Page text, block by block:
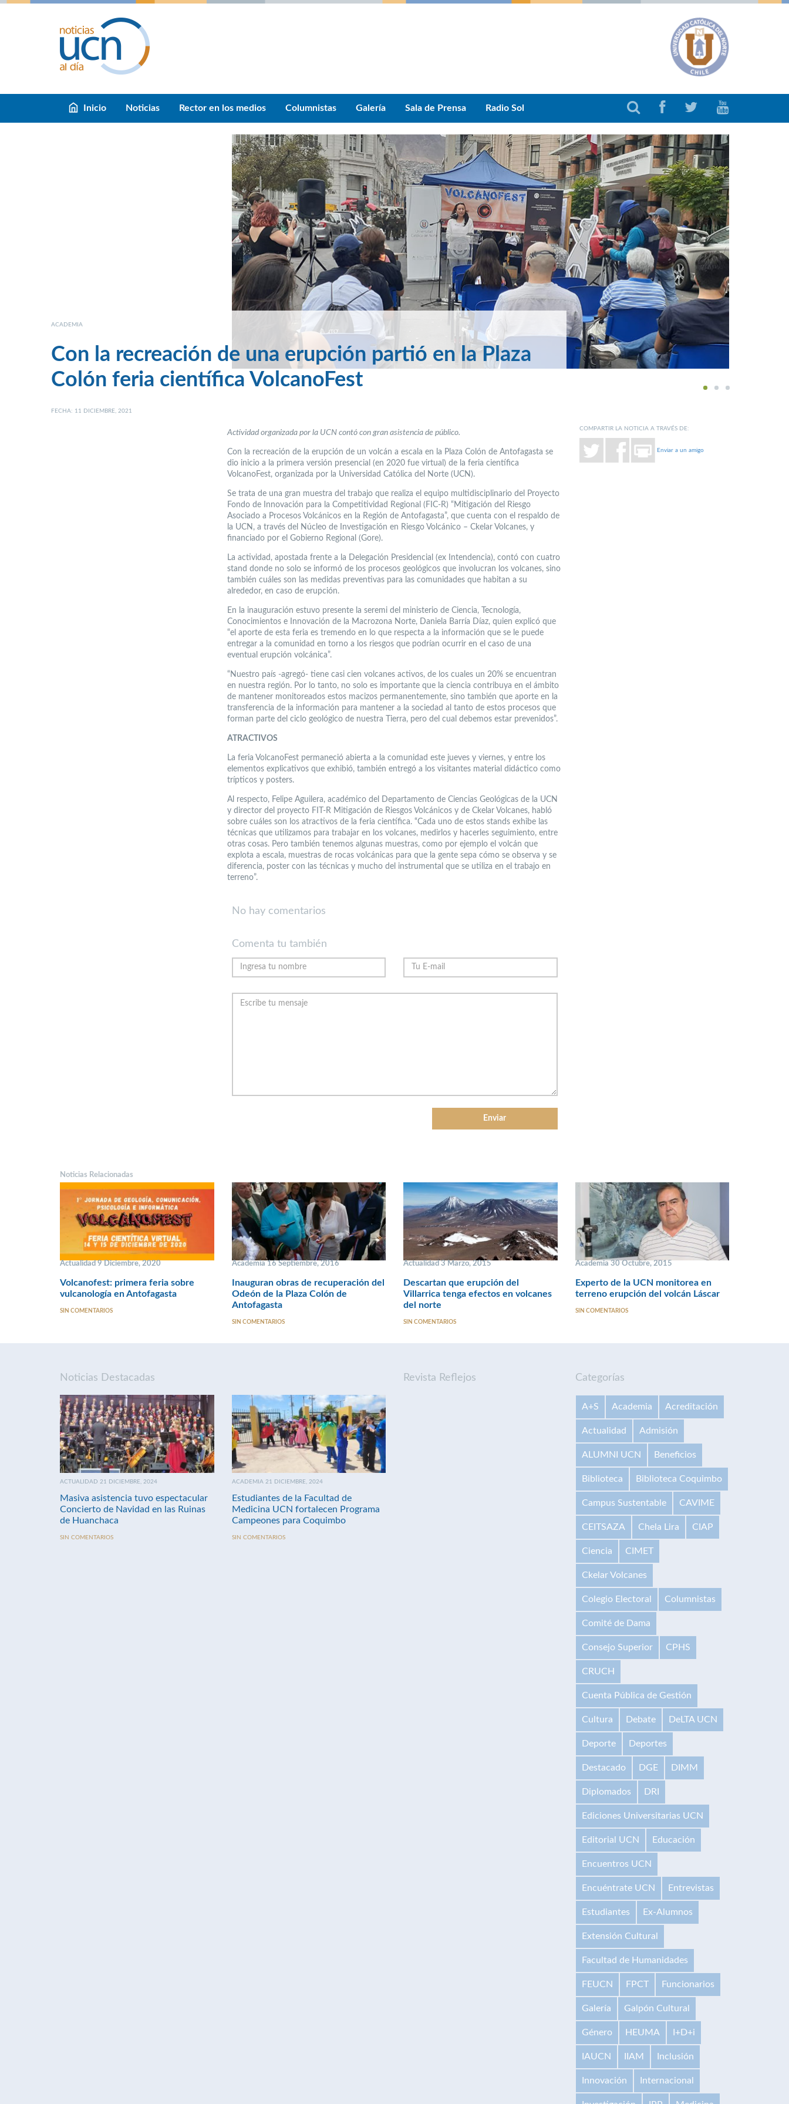
Inicio Noticias Rector en los medios Columnistas Galería Sala de Prensa Radio Sol
1 2 3
ACADEMIA
Con la recreación de una erupción partió en la Plaza
Colón feria científica VolcanoFest
FECHA: 11 DICIEMBRE, 2021
Actividad organizada por la UCN contó con gran asistencia de público.
Con la recreación de la erupción de un volcán a escala en la Plaza Colón de Antofagasta se
dio inicio a la primera versión presencial (en 2020 fue virtual) de la feria científica
VolcanoFest, organizada por la Universidad Católica del Norte (UCN).
Se trata de una gran muestra del trabajo que realiza el equipo multidisciplinario del Proyecto
Fondo de Innovación para la Competitividad Regional (FIC-R) “Mitigación del Riesgo
Asociado a Procesos Volcánicos en la Región de Antofagasta”, que cuenta con el respaldo de
la UCN, a través del Núcleo de Investigación en Riesgo Volcánico – Ckelar Volcanes, y
financiado por el Gobierno Regional (Gore).
La actividad, apostada frente a la Delegación Presidencial (ex Intendencia), contó con cuatro
stand donde no solo se informó de los procesos geológicos que involucran los volcanes, sino
también cuáles son las medidas preventivas para las comunidades que habitan a su
alrededor, en caso de erupción.
En la inauguración estuvo presente la seremi del ministerio de Ciencia, Tecnología,
Conocimientos e Innovación de la Macrozona Norte, Daniela Barría Díaz, quien explicó que
“el aporte de esta feria es tremendo en lo que respecta a la información que se le puede
entregar a la comunidad en torno a los riesgos que podrían ocurrir en el caso de una
eventual erupción volcánica”.
“Nuestro país -agregó- tiene casi cien volcanes activos, de los cuales un 20% se encuentran
en nuestra región. Por lo tanto, no solo es importante que la ciencia contribuya en el ámbito
de mantener monitoreados estos macizos permanentemente, sino también que aporte en la
transferencia de la información para mantener a la sociedad al tanto de estos procesos que
forman parte del ciclo geológico de nuestra Tierra, pero del cual debemos estar prevenidos”.
ATRACTIVOS
La feria VolcanoFest permaneció abierta a la comunidad este jueves y viernes, y entre los
elementos explicativos que exhibió, también entregó a los visitantes material didáctico como
trípticos y posters.
Al respecto, Felipe Aguilera, académico del Departamento de Ciencias Geológicas de la UCN
y director del proyecto FIT-R Mitigación de Riesgos Volcánicos y de Ckelar Volcanes, habló
sobre cuáles son los atractivos de la feria científica. “Cada uno de estos stands exhibe las
técnicas que utilizamos para trabajar en los volcanes, medirlos y hacerles seguimiento, entre
otras cosas. Pero también tenemos algunas muestras, como por ejemplo el volcán que
explota a escala, muestras de rocas volcánicas para que la gente sepa cómo se observa y se
diferencia, poster con las técnicas y mucho del instrumental que se utiliza en el trabajo en
terreno”.
COMPARTIR LA NOTICIA A TRAVÉS DE:
Enviar a un amigo
No hay comentarios
Comenta tu también
Noticias Relacionadas
Actualidad 9 Diciembre, 2020
Volcanofest: primera feria sobre
vulcanología en Antofagasta
SIN COMENTARIOS
Academia 16 Septiembre, 2016
Inauguran obras de recuperación del
Odeón de la Plaza Colón de
Antofagasta
SIN COMENTARIOS
Actualidad 3 Marzo, 2015
Descartan que erupción del
Villarrica tenga efectos en volcanes
del norte
SIN COMENTARIOS
Academia 30 Octubre, 2015
Experto de la UCN monitorea en
terreno erupción del volcán Láscar
SIN COMENTARIOS
Noticias Destacadas
ACTUALIDAD 21 DICIEMBRE, 2024
Masiva asistencia tuvo espectacular
Concierto de Navidad en las Ruinas
de Huanchaca
SIN COMENTARIOS
ACADEMIA 21 DICIEMBRE, 2024
Estudiantes de la Facultad de
Medicina UCN fortalecen Programa
Campeones para Coquimbo
SIN COMENTARIOS
Revista Reflejos Categorías
A+S Academia Acreditación
Actualidad Admisión
ALUMNI UCN Beneficios
Biblioteca Biblioteca Coquimbo
Campus Sustentable CAVIME
CEITSAZA Chela Lira CIAP
Ciencia CIMET
Ckelar Volcanes
Colegio Electoral Columnistas
Comité de Dama
Consejo Superior CPHS
CRUCH
Cuenta Pública de Gestión
Cultura Debate DeLTA UCN
Deporte Deportes
Destacado DGE DIMM
Diplomados DRI
Ediciones Universitarias UCN
Editorial UCN Educación
Encuentros UCN
Encuéntrate UCN Entrevistas
Estudiantes Ex-Alumnos
Extensión Cultural
Facultad de Humanidades
FEUCN FPCT Funcionarios
Galería Galpón Cultural
Género HEUMA I+D+i
IAUCN IIAM Inclusión
Innovación Internacional